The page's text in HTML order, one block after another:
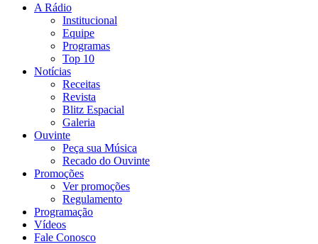
A Rádio
Institucional
Equipe
Programas
Top 10
Notícias
Receitas
Revista
Blitz Espacial
Galeria
Ouvinte
Peça sua Música
Recado do Ouvinte
Promoções
Ver promoções
Regulamento
Programação
Vídeos
Fale Conosco